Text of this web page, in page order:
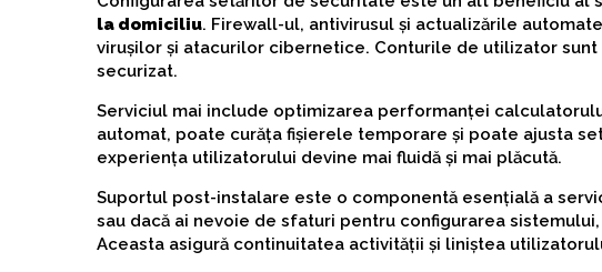
la domiciliu. Firewall-ul, antivirusul și actualizările
virușilor și atacurilor cibernetice. Conturile de utilizator
securizat.
Serviciul mai include optimizarea performanței
automat, poate curăța fișierele temporare și poate ajusta
experiența utilizatorului devine mai fluidă și mai plăcută.
Suportul post-instalare este o componentă esențială a
sau dacă ai nevoie de sfaturi pentru configurarea
Aceasta asigură continuitatea activității și liniștea